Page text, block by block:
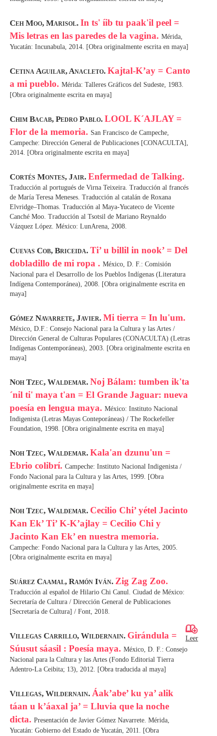
Ceh Moo, Marisol. In ts' íib tu paak'il peel =
Mis letras en las paredes de la vagina. Mérida,
Yucatán: Incunabula, 2014. [Obra originalmente escrita en maya]
Cetina Aguilar, Anacleto. Kajtal-K’ay = Canto
a mi pueblo. Mérida: Talleres Gráficos del Sudeste, 1983.
[Obra originalmente escrita en maya]
Chim Bacab, Pedro Pablo. LOOL K´AJLAY =
Flor de la memoria. San Francisco de Campeche,
Campeche: Dirección General de Publicaciones [CONACULTA],
2014. [Obra originalmente escrita en maya]
Cortés Montes, Jair. Enfermedad de Talking.
Traducción al portugués de Virna Teixeira. Traducción al francés
de María Teresa Meneses. Traducción al catalán de Roxana
Elvridge–Thomas. Traducción al Maya-Yucateco de Vicente
Canché Moo. Traducción al Tsotsil de Mariano Reynaldo
Vázquez López. México: LunArena, 2008.
Cuevas Cob, Briceida. Ti’ u billil in nook’ = Del
dobladillo de mi ropa . México, D. F.: Comisión
Nacional para el Desarrollo de los Pueblos Indígenas (Literatura
Indígena Contemporánea), 2008. [Obra originalmente escrita en
maya]
Gómez Navarrete, Javier. Mi tierra = In lu'um.
México, D.F.: Consejo Nacional para la Cultura y las Artes /
Dirección General de Culturas Populares (CONACULTA) (Letras
Indígenas Contemporáneas), 2003. [Obra originalmente escrita en
maya]
Noh Tzec, Waldemar. Noj Bálam: tumben ik'ta
´nil ti' maya t'an = El Grande Jaguar: nueva
poesía en lengua maya. México: Instituto Nacional
Indigenista (Letras Mayas Conteporáneas) / The Rockefeller
Foundation, 1998. [Obra originalmente escrita en maya]
Noh Tzec, Waldemar. Kala'an dzunu'un =
Ebrio colibrí. Campeche: Instituto Nacional Indigenista /
Fondo Nacional para la Cultura y las Artes, 1999. [Obra
originalmente escrita en maya]
Noh Tzec, Waldemar. Cecilio Chi’ yétel Jacinto
Kan Ek’ Ti’ K-K’ajlay = Cecilio Chi y
Jacinto Kan Ek’ en nuestra memoria.
Campeche: Fondo Nacional para la Cultura y las Artes, 2005.
[Obra originalmente escrita en maya]
Suárez Caamal, Ramón Iván. Zig Zag Zoo.
Traducción al español de Hilario Chi Canul. Ciudad de México:
Secretaría de Cultura / Dirección General de Publicaciones
[Secretaría de Cultura] / Font, 2018.
Villegas Carrillo, Wildernain. Girándula =
Súusut sáasil : Poesía maya. México, D. F.: Consejo
Nacional para la Cultura y las Artes (Fondo Editorial Tierra
Adentro-La Ceibita; 13), 2012. [Obra traducida al maya]
Leer
Villegas, Wildernain. Áak’abe’ ku ya’ alik
táan u k’áaxal ja’ = Lluvia que la noche
dicta. Presentación de Javier Gómez Navarrete. Mérida,
Yucatán: Gobierno del Estado de Yucatán, 2011. [Obra